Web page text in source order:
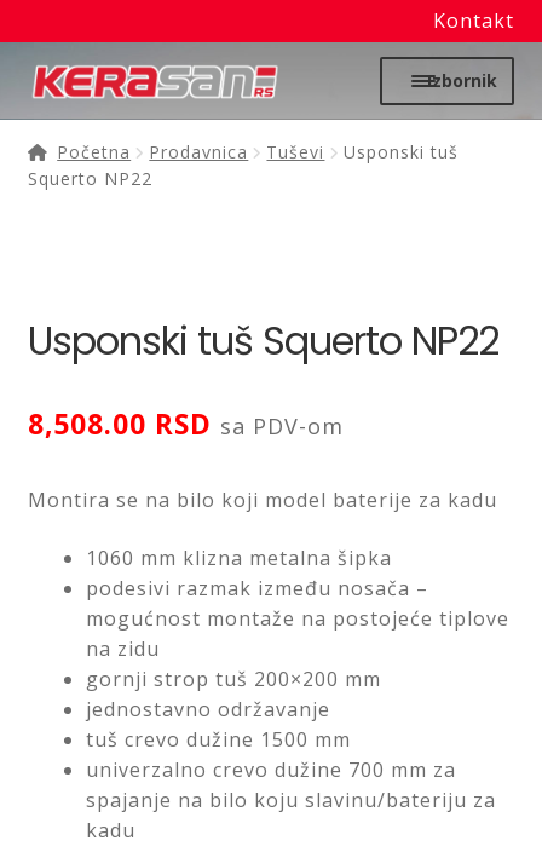
Kontakt
na
navigaciju
na
sadržaj
Izbornik
Početna
Izdvajamo
LED ogledala
Prostirke za kupatilo
Sifoni i odvodi
Slavine i ventili
Početna Prodavnica Tuševi
Usponski tuš
Squerto NP22
Usponski tuš Squerto NP22
8,508.00 RSD sa PDV-om
Montira se na bilo koji model baterije za kadu
1060 mm klizna metalna šipka
podesivi razmak između nosača –
mogućnost montaže na postojeće tiplove
na zidu
gornji strop tuš 200×200 mm
jednostavno održavanje
tuš crevo dužine 1500 mm
univerzalno crevo dužine 700 mm za
spajanje na bilo koju slavinu/bateriju za
kadu